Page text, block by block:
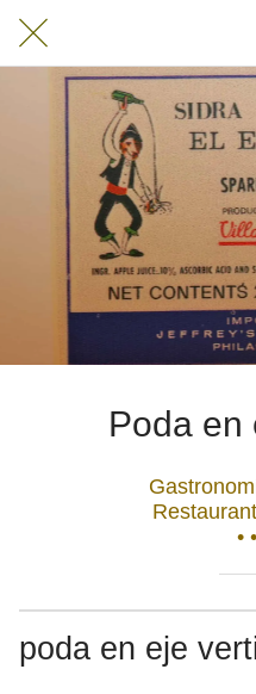
Poda en
•
poda en eje